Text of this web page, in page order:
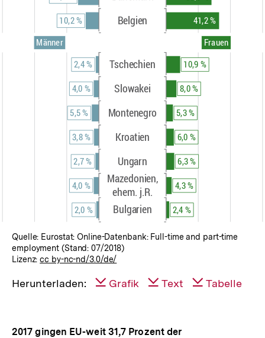
Quelle: Eurostat: Online-Datenbank: Full-time and part-time
employment (Stand: 07/2018)
Lizenz:cc by-nc-nd/3.0/de/
Herunterladen: Grafik Text Tabelle
2017 gingen EU-weit 31,7 Prozent der